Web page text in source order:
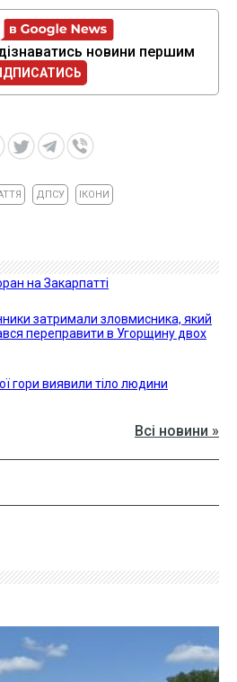
новини першим
ДПСУ ІКОНИ
на Закарпатті
затримали зловмисника, який
переправити в Угорщину двох
гори виявили тіло людини
Всі новини »